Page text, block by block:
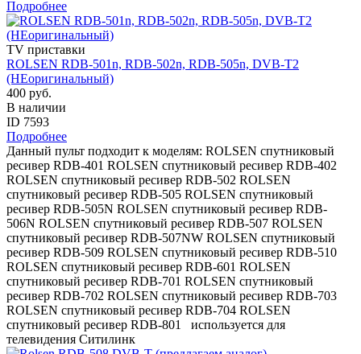
Подробнее
TV приставки
ROLSEN RDB-501n, RDB-502n, RDB-505n, DVB-T2
(НЕоригинальный)
400 руб.
В наличии
ID 7593
Подробнее
Данный пульт подходит к моделям: ROLSEN спутниковый
ресивер RDB-401 ROLSEN спутниковый ресивер RDB-402
ROLSEN спутниковый ресивер RDB-502 ROLSEN
спутниковый ресивер RDB-505 ROLSEN спутниковый
ресивер RDB-505N ROLSEN спутниковый ресивер RDB-
506N ROLSEN спутниковый ресивер RDB-507 ROLSEN
спутниковый ресивер RDB-507NW ROLSEN спутниковый
ресивер RDB-509 ROLSEN спутниковый ресивер RDB-510
ROLSEN спутниковый ресивер RDB-601 ROLSEN
спутниковый ресивер RDB-701 ROLSEN спутниковый
ресивер RDB-702 ROLSEN спутниковый ресивер RDB-703
ROLSEN спутниковый ресивер RDB-704 ROLSEN
спутниковый ресивер RDB-801 используется для
телевидения Ситилинк